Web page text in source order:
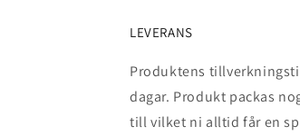
LEVERANS
Produktens
dagar. Produkt packas
till vilket ni alltid får en